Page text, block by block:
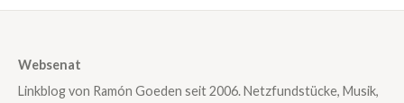
Websenat
Linkblog von Ramón Goeden seit 2006. Netzfundstücke, Musik,